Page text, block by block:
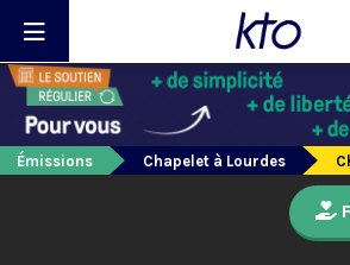
Émissions Chapelet à Lourdes